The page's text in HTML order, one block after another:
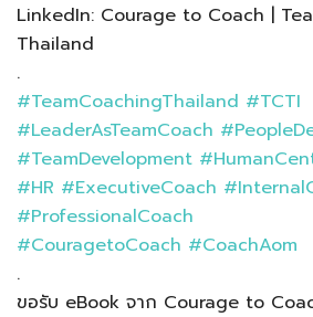
LinkedIn: Courage to Coach |
Thailand
.
#TeamCoachingThailand #TCTI
#LeaderAsTeamCoach
#TeamDevelopment
#HR #ExecutiveCoach
#ProfessionalCoach
#CouragetoCoach #CoachAom
.
ขอรับ eBook จาก Courage to